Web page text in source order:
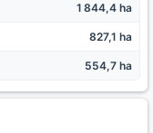
1 844,4 ha
827,1 ha
554,7 ha